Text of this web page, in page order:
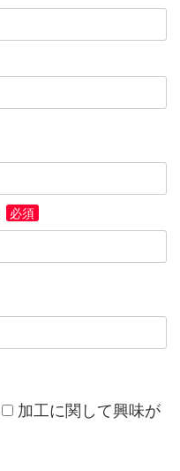
必須
加工に関して興味が